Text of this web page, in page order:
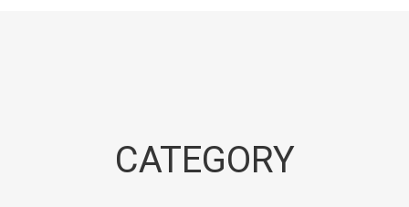
CATEGORY